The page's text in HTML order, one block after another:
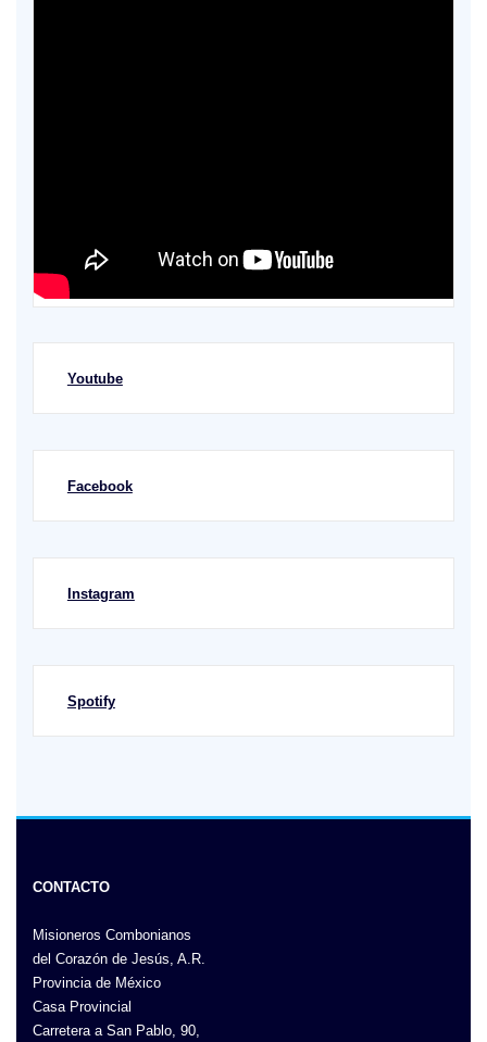
Youtube
Facebook
Instagram
Spotify
CONTACTO
Misioneros Combonianos
del Corazón de Jesús, A.R.
Provincia de México
Casa Provincial
Carretera a San Pablo, 90,